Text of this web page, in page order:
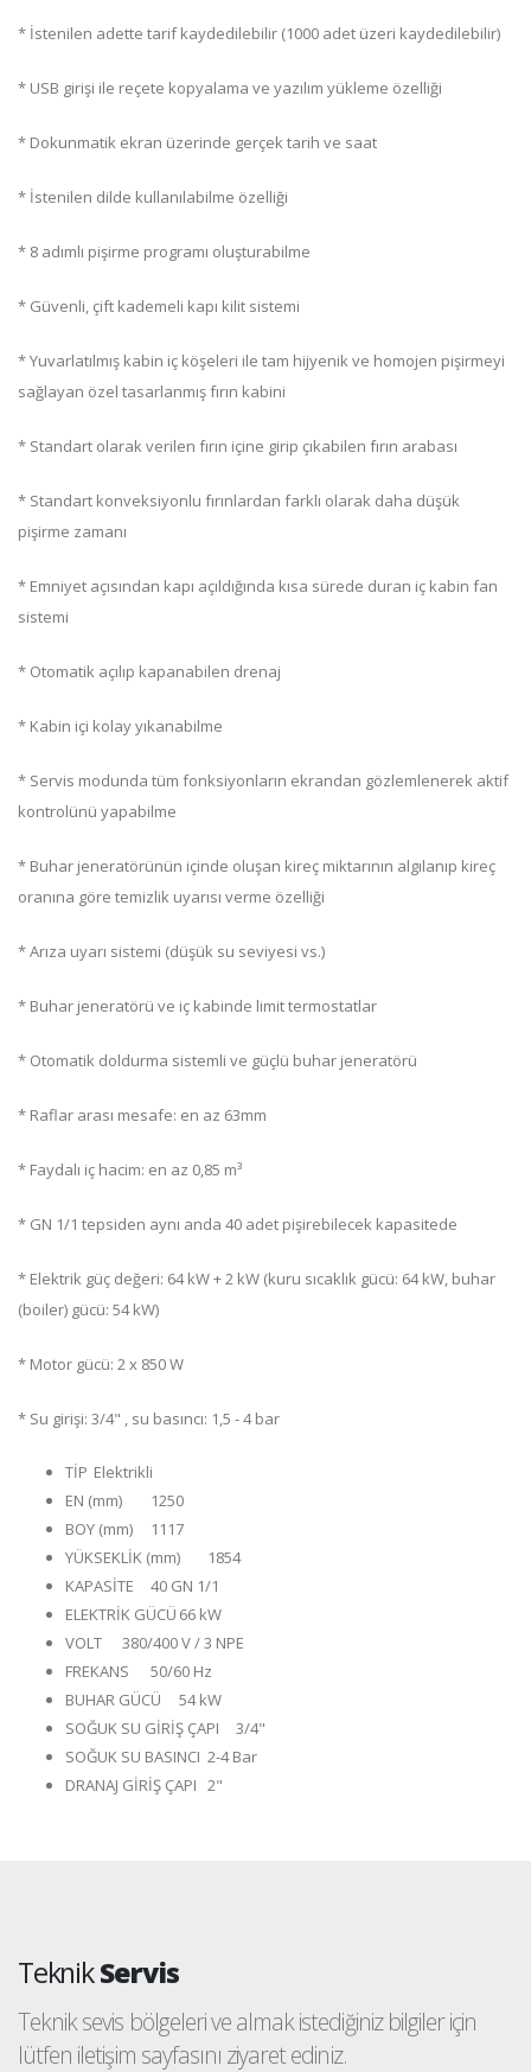
* İstenilen adette tarif kaydedilebilir (1000 adet üzeri kaydedilebilir)
* USB girişi ile reçete kopyalama ve yazılım yükleme özelliği
* Dokunmatik ekran üzerinde gerçek tarih ve saat
* İstenilen dilde kullanılabilme özelliği
* 8 adımlı pişirme programı oluşturabilme
* Güvenli, çift kademeli kapı kilit sistemi
* Yuvarlatılmış kabin iç köşeleri ile tam hijyenik ve homojen pişirmeyi
sağlayan özel tasarlanmış fırın kabini
* Standart olarak verilen fırın içine girip çıkabilen fırın arabası
* Standart konveksiyonlu fırınlardan farklı olarak daha düşük
pişirme zamanı
* Emniyet açısından kapı açıldığında kısa sürede duran iç kabin fan
sistemi
* Otomatik açılıp kapanabilen drenaj
* Kabin içi kolay yıkanabilme
* Servis modunda tüm fonksiyonların ekrandan gözlemlenerek aktif
kontrolünü yapabilme
* Buhar jeneratörünün içinde oluşan kireç miktarının algılanıp kireç
oranına göre temizlik uyarısı verme özelliği
* Arıza uyarı sistemi (düşük su seviyesi vs.)
* Buhar jeneratörü ve iç kabinde limit termostatlar
* Otomatik doldurma sistemli ve güçlü buhar jeneratörü
* Raflar arası mesafe: en az 63mm
* Faydalı iç hacim: en az 0,85 m³
* GN 1/1 tepsiden aynı anda 40 adet pişirebilecek kapasitede
* Elektrik güç değeri: 64 kW + 2 kW (kuru sıcaklık gücü: 64 kW, buhar
(boiler) gücü: 54 kW)
* Motor gücü: 2 x 850 W
* Su girişi: 3/4" , su basıncı: 1,5 - 4 bar
TİP Elektrikli
EN (mm)
1250
BOY (mm)
1117
YÜKSEKLİK (mm)
1854
KAPASİTE
40 GN 1/1
ELEKTRİK GÜCÜ 66 kW
VOLT
380/400 V / 3 NPE
FREKANS
50/60 Hz
BUHAR GÜCÜ
54 kW
SOĞUK SU GİRİŞ ÇAPI
3/4"
SOĞUK SU BASINCI 2-4 Bar
DRANAJ GİRİŞ ÇAPI 2"
TeknikServis
Teknik sevis bölgeleri ve almak istediğiniz bilgiler için
lütfen iletişim sayfasını ziyaret ediniz.